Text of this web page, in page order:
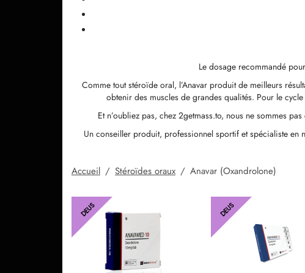
Le dosage recommandé
Comme tout stéroïde oral, l’Anavar produit de meilleurs
obtenir des muscles de grandes qualités. Pour le
Et n’oubliez pas, chez 2getmass.to, nous ne sommes
Un conseiller produit, professionnel sportif et spécialiste
Accueil / Stéroïdes oraux / Anavar (Oxandrolone)
DEUS DEUS